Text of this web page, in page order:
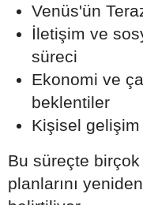
Venüs'ün
İletişim ve
süreci
Ekonomi ve
beklentiler
Kişisel
Bu süreçte
planlarını